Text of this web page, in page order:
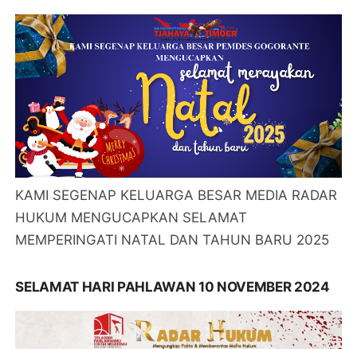
KAMI SEGENAP KELUARGA BESAR MEDIA RADAR
HUKUM MENGUCAPKAN SELAMAT
MEMPERINGATI NATAL DAN TAHUN BARU 2025
SELAMAT HARI PAHLAWAN 10 NOVEMBER 2024